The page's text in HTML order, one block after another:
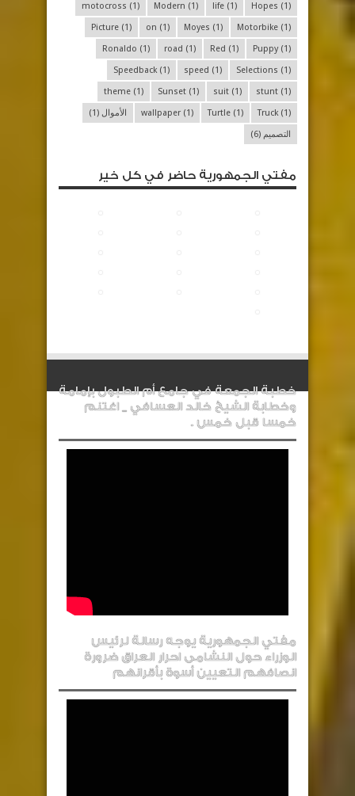
Hopes (1)
life (1)
Modern (1)
motocross (1)
Motorbike (1)
Moyes (1)
on (1)
Picture (1)
Puppy(1)
Red (1)
road (1)
Ronaldo (1)
Selections (1)
speed (1)
Speedback (1)
stunt (1)
suit (1)
Sunset (1)
theme (1)
Truck (1)
Turtle (1)
wallpaper (1) الأموال (1)
التصميم (6)
مفتي الجمهورية حاضر في كل خير
خطبة الجمعة في جامع أم الطبول بإمامة
وخطابة الشيخ خالد العسافي _ اغتنم
خمسا قبل خمس .
مفتي الجمهورية يوجه رسالة لرئيس
الوزراء حول النشامى احرار العراق ضرورة
انصافهم التعيين أسوة بأقرانهم